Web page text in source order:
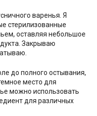
варенья. Я
стерилизованные
оставляя небольшое
Закрываю
до полного остывания,
место для
можно использовать
для различных